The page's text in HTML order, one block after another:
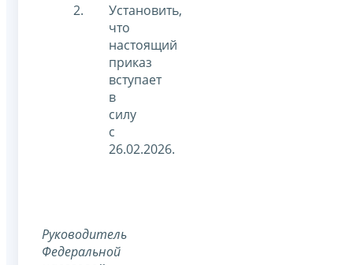
Установить,
что
настоящий
приказ
вступает
в
силу
с
26.02.2026.
Руководитель
Федеральной